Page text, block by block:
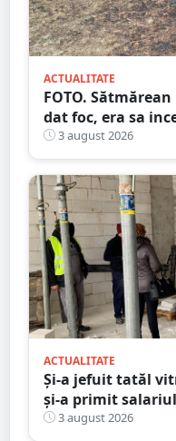
ACTUALITATE
FOTO.
dat foc, era sa
3 august 2026
ACTUALITATE
Și-a jefuit tatăl
și-a primit
de role de vată și
3 august 2026